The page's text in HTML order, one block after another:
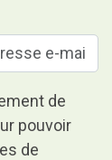
de
pouvoir
de